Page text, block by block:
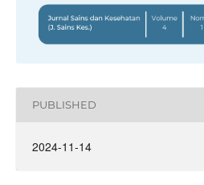
PUBLISHED
2024-11-14